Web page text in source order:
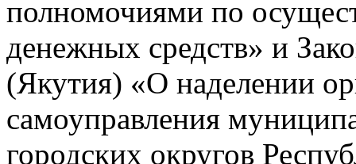
полномочиями по
денежных средств» и
(Якутия) «О наделении
самоуправления
городских округов